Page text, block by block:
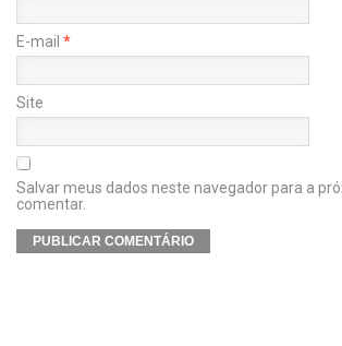
E-mail *
Site
Salvar meus dados neste navegador para a
comentar.